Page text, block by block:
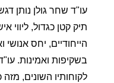
עו"ד שחר גולן נותן
תיק קטן כגדול, ליווי
הייחודיים, יחס אנושי
בשקיפות ואמינות.
לקוחותיו השונים,